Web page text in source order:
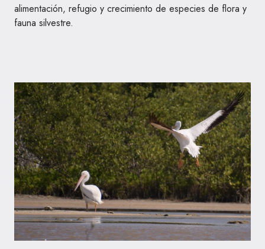
alimentación, refugio y crecimiento de especies de flora y
fauna silvestre.